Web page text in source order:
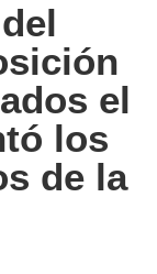
el
los
de la